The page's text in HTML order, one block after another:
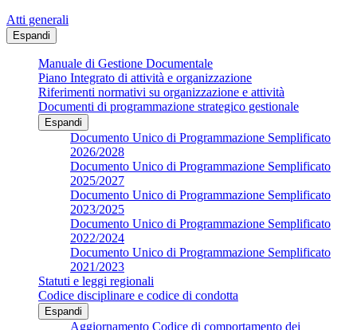
Atti generali
Espandi
Manuale di Gestione Documentale
Piano Integrato di attività e organizzazione
Riferimenti normativi su organizzazione e attività
Documenti di programmazione strategico gestionale
Espandi
Documento Unico di Programmazione Semplificato
2026/2028
Documento Unico di Programmazione Semplificato
2025/2027
Documento Unico di Programmazione Semplificato
2023/2025
Documento Unico di Programmazione Semplificato
2022/2024
Documento Unico di Programmazione Semplificato
2021/2023
Statuti e leggi regionali
Codice disciplinare e codice di condotta
Espandi
Aggiornamento Codice di comportamento dei